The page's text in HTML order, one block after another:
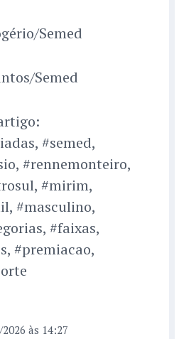
Semed
Semed
#semed,
#rennemonteiro,
#mirim,
#masculino,
#faixas,
#premiacao,
às 14:27